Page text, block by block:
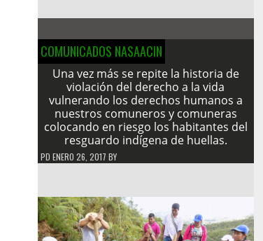
COMUNICADOS NASAACIN
Una vez más se repite la historia de
violación del derecho a la vida
vulnerando los derechos humanos a
nuestros comuneros y comuneras
colocando en riesgo los habitantes del
resguardo indígena de huellas.
PD ENERO 26, 2017 BY